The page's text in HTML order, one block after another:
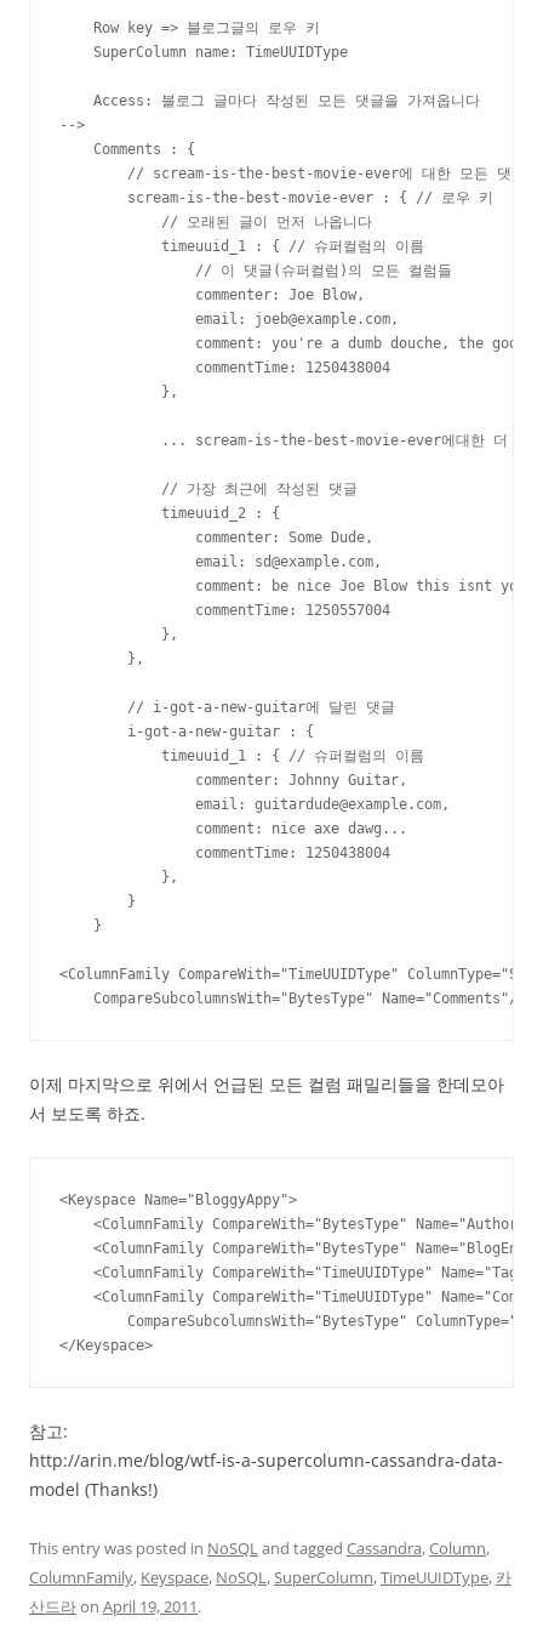
Row key => 블로그글의 로우 키
SuperColumn name: TimeUUIDType
Access: 블로그 글마다 작성된 모든 댓글을 가져옵니다
-->
Comments : {
// scream-is-the-best-movie-ever에 대한 모든 댓글들
scream-is-the-best-movie-ever : { // 로우 키
// 오래된 글이 먼저 나옵니다
timeuuid_1 : { // 슈퍼컬럼의 이름
// 이 댓글(슈퍼컬럼)의 모든 컬럼들
commenter: Joe Blow,
email: joeb@example.com,
comment: you're a dumb douche, the
commentTime: 1250438004
},
... scream-is-the-best-movie-ever에대한 더 많은
// 가장 최근에 작성된 댓글
timeuuid_2 : {
commenter: Some Dude,
email: sd@example.com,
comment: be nice Joe Blow this isnt
commentTime: 1250557004
},
},
// i-got-a-new-guitar에 달린 댓글
i-got-a-new-guitar : {
timeuuid_1 : { // 슈퍼컬럼의 이름
commenter: Johnny Guitar,
email: guitardude@example.com,
comment: nice axe dawg...
commentTime: 1250438004
},
}
}
<ColumnFamily CompareWith="TimeUUIDType"
CompareSubcolumnsWith="BytesType" Name="Comments"/>
이제 마지막으로 위에서 언급된 모든 컬럼 패밀리들을 한데모아
서 보도록 하죠.
<Keyspace Name="BloggyAppy">
<ColumnFamily CompareWith="BytesType"
<ColumnFamily CompareWith="BytesType"
<ColumnFamily CompareWith="TimeUUIDType"
<ColumnFamily CompareWith="TimeUUIDType"
CompareSubcolumnsWith="BytesType"
</Keyspace>
참고:
http://arin.me/blog/wtf-is-a-supercolumn-cassandra-data-
model (Thanks!)
This entry was posted in NoSQLand tagged Cassandra,Column,
ColumnFamily, Keyspace, NoSQL,SuperColumn,TimeUUIDType, 카
산드라on April 19, 2011.